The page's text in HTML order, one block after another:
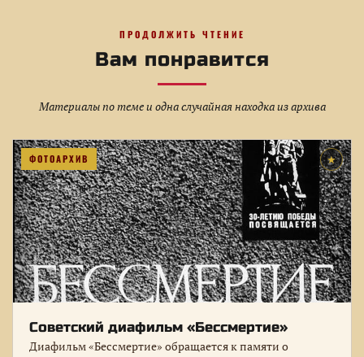
ПРОДОЛЖИТЬ ЧТЕНИЕ
Вам понравится
Материалы по теме и одна случайная находка из архива
ФОТОАРХИВ ★
Советский диафильм «Бессмертие»
Диафильм «Бессмертие» обращается к памяти о